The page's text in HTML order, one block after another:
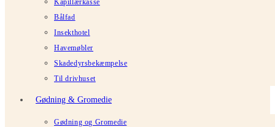
Kapillærkasse
Bålfad
Insekthotel
Havemøbler
Skadedyrsbekæmpelse
Til drivhuset
Gødning & Gromedie
Gødning og Gromedie